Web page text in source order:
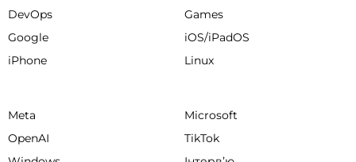
DevOps
Games
Google
iOS/iPadOS
iPhone
Linux
Meta
Microsoft
OpenAI
TikTok